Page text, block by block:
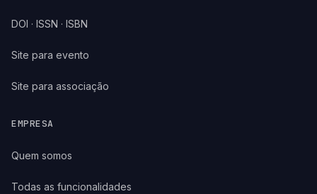
DOI · ISSN · ISBN
Site para evento
Site para associação
EMPRESA
Quem somos
Todas as funcionalidades